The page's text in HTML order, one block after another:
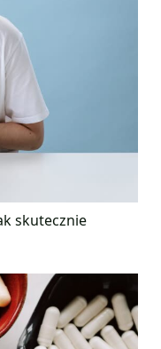
skutecznie